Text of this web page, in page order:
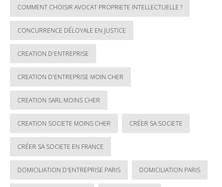
COMMENT CHOISIR AVOCAT PROPRIETE INTELLECTUELLE ?
CONCURRENCE DÉLOYALE EN JUSTICE
CREATION D'ENTREPRISE
CREATION D'ENTREPRISE MOIN CHER
CREATION SARL MOINS CHER
CREATION SOCIETE MOINS CHER CRÉER SA SOCIETE
CRÉER SA SOCIETE EN FRANCE
DOMICILIATION D'ENTREPRISE PARIS DOMICILIATION PARIS